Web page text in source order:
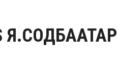
Я.СОДБААТАР